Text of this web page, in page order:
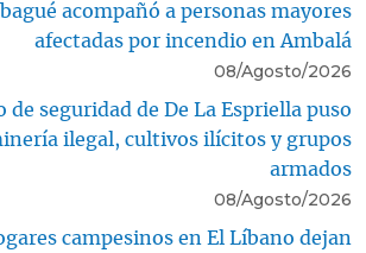
acompañó a personas mayores
afectadas por incendio en Ambalá
08/Agosto/2026
de seguridad de De La Espriella puso
ilegal, cultivos ilícitos y grupos
armados
08/Agosto/2026
campesinos en El Líbano dejan